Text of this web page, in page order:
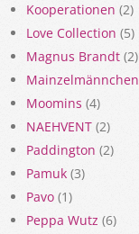
Kooperationen (2)
Love Collection (5)
Magnus Brandt (2)
Mainzelmännchen
Moomins (4)
NAEHVENT (2)
Paddington (2)
Pamuk (3)
Pavo (1)
Peppa Wutz (6)